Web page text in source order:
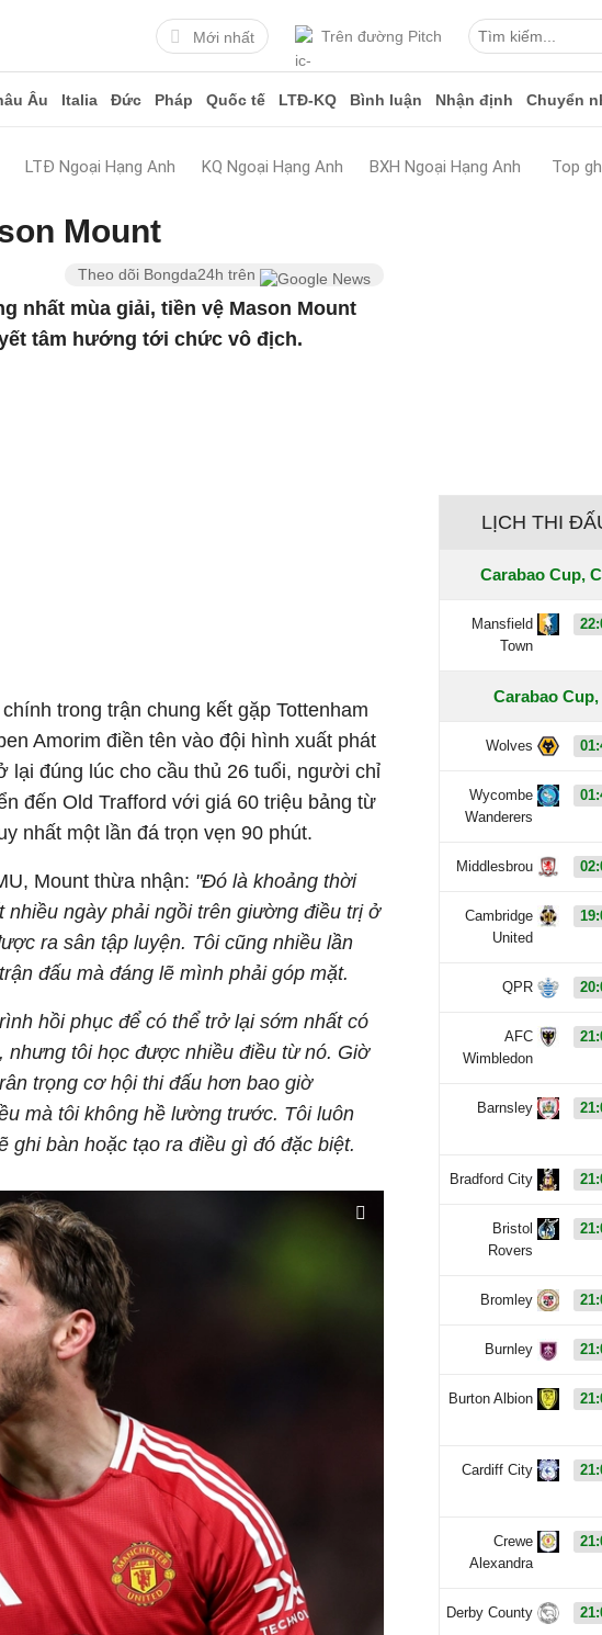
Mới nhất Trên đường Pitch
Âu Italia Đức Pháp Quốc tế LTĐ-KQ Bình luận Nhận định Chuyển
LTĐ Ngoại Hạng Anh KQ Ngoại Hạng Anh BXH Ngoại Hạng Anh Top
Mount
Theo dõi Bongda24h trên
nhất mùa giải, tiền vệ Mason Mount
tâm hướng tới chức vô địch.
trong trận chung kết gặp Tottenham
Amorim điền tên vào đội hình xuất phát
lại đúng lúc cho cầu thủ 26 tuổi, người chỉ
đến Old Trafford với giá 60 triệu bảng từ
nhất một lần đá trọn vẹn 90 phút.
Mount thừa nhận: "Đó là khoảng thời
nhiều ngày phải ngồi trên giường điều trị ở
ra sân tập luyện. Tôi cũng nhiều lần
đấu mà đáng lẽ mình phải góp mặt.
hồi phục để có thể trở lại sớm nhất có
tôi học được nhiều điều từ nó. Giờ
trọng cơ hội thi đấu hơn bao giờ
mà tôi không hề lường trước. Tôi luôn
ghi bàn hoặc tạo ra điều gì đó đặc biệt.
LỊCH THI
Carabao Cup,
Mansfield
Town
Carabao
Wolves
Wycombe
Wanderers
Middlesbrou
Cambridge
United
QPR
AFC
Wimbledon
Barnsley
Bradford City
Bristol
Rovers
Bromley
Burnley
Burton Albion
Cardiff City
Crewe
Alexandra
Derby County